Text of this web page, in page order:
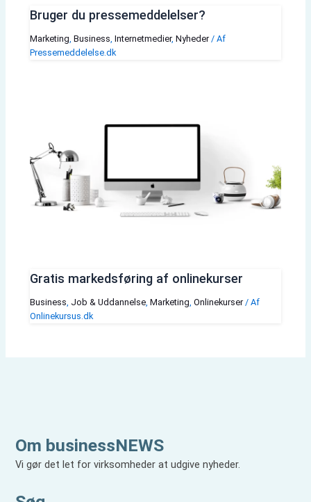
Bruger du pressemeddelelser?
Marketing, Business, Internetmedier, Nyheder/ Af
Pressemeddelelse.dk
Gratis markedsføring af onlinekurser
Business Job & Uddannelse, Marketing Onlinekurser/ Af
Onlinekursus.dk
Om businessNEWS
Vi gør det let for virksomheder at udgive nyheder.